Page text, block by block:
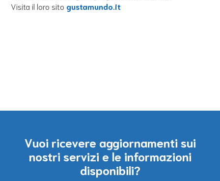
Visita il loro sito gustamundo.it
Vuoi ricevere aggiornamenti sui
nostri servizi e le informazioni
disponibili?